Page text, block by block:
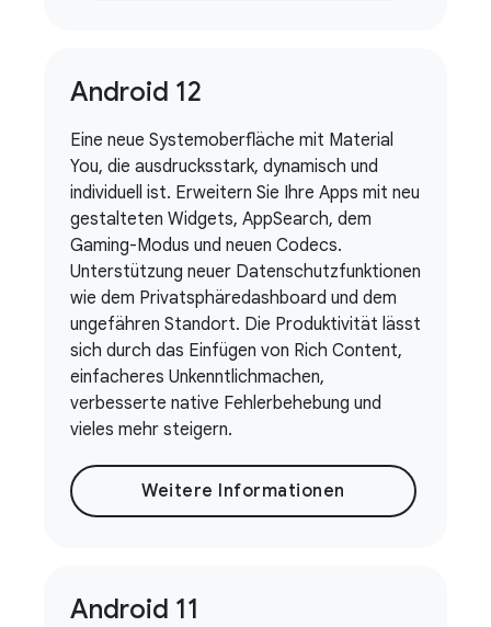
Android 12
Eine neue Systemoberfläche mit Material
You, die ausdrucksstark, dynamisch und
individuell ist. Erweitern Sie Ihre Apps mit neu
gestalteten Widgets, AppSearch, dem
Gaming-Modus und neuen Codecs.
Unterstützung neuer Datenschutzfunktionen
wie dem Privatsphäredashboard und dem
ungefähren Standort. Die Produktivität lässt
sich durch das Einfügen von Rich Content,
einfacheres Unkenntlichmachen,
verbesserte native Fehlerbehebung und
vieles mehr steigern.
Weitere Informationen
Android 11